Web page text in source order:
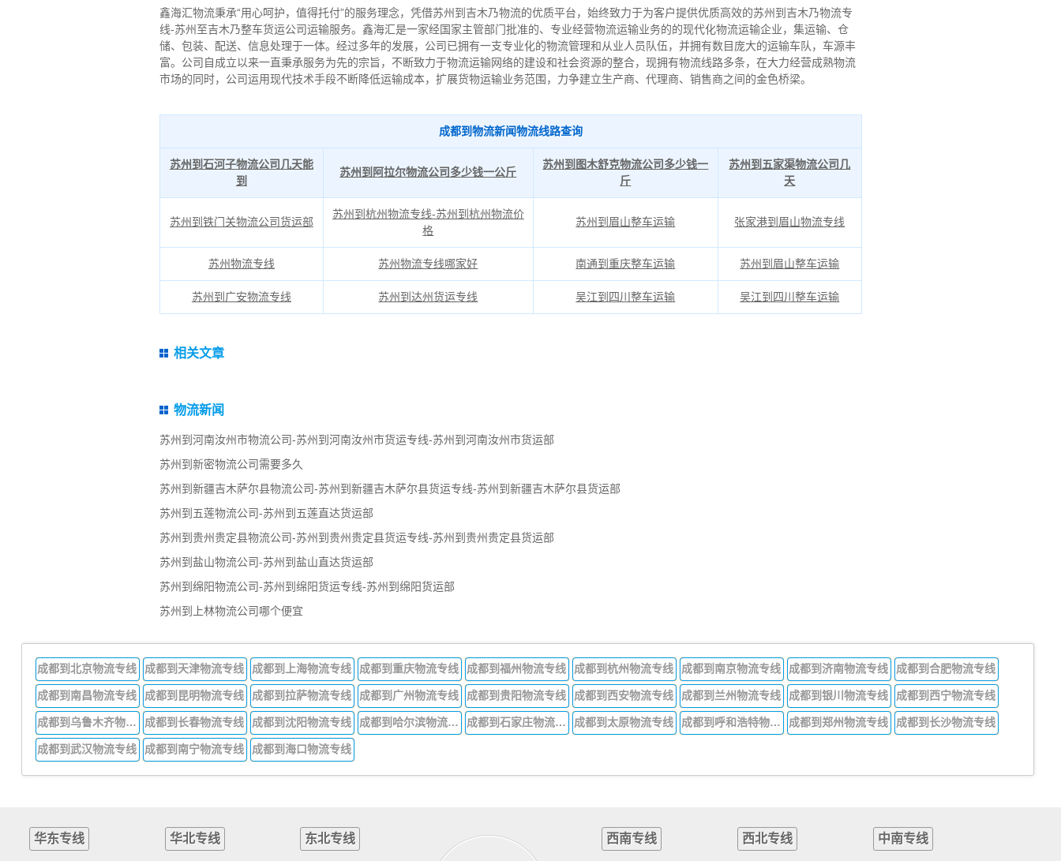
鑫海汇物流秉承“用心呵护，值得托付”的服务理念，凭借苏州到吉木乃物流的优质平台，始终致力于为客户提供优质高效的苏州到吉木乃物流专
线-苏州至吉木乃整车货运公司运输服务。鑫海汇是一家经国家主管部门批准的、专业经营物流运输业务的的现代化物流运输企业，集运输、仓
储、包装、配送、信息处理于一体。经过多年的发展，公司已拥有一支专业化的物流管理和从业人员队伍，并拥有数目庞大的运输车队，车源丰
富。公司自成立以来一直秉承服务为先的宗旨，不断致力于物流运输网络的建设和社会资源的整合，现拥有物流线路多条，在大力经营成熟物流
市场的同时，公司运用现代技术手段不断降低运输成本，扩展货物运输业务范围，力争建立生产商、代理商、销售商之间的金色桥梁。
成都到物流新闻物流线路查询
苏州到石河子物流公司几天能
到
苏州到阿拉尔物流公司多少钱一公斤
苏州到图木舒克物流公司多少钱一
斤
苏州到五家渠物流公司几
天
苏州到铁门关物流公司货运部
苏州到杭州物流专线-苏州到杭州物流价
格
苏州到眉山整车运输 张家港到眉山物流专线
苏州物流专线 苏州物流专线哪家好 南通到重庆整车运输 苏州到眉山整车运输
苏州到广安物流专线 苏州到达州货运专线 吴江到四川整车运输 吴江到四川整车运输
相关文章
物流新闻
苏州到河南汝州市物流公司-苏州到河南汝州市货运专线-苏州到河南汝州市货运部
苏州到新密物流公司需要多久
苏州到新疆吉木萨尔县物流公司-苏州到新疆吉木萨尔县货运专线-苏州到新疆吉木萨尔县货运部
苏州到五莲物流公司-苏州到五莲直达货运部
苏州到贵州贵定县物流公司-苏州到贵州贵定县货运专线-苏州到贵州贵定县货运部
苏州到盐山物流公司-苏州到盐山直达货运部
苏州到绵阳物流公司-苏州到绵阳货运专线-苏州到绵阳货运部
苏州到上林物流公司哪个便宜
成都到北京物流专线 成都到天津物流专线 成都到上海物流专线 成都到重庆物流专线 成都到福州物流专线 成都到杭州物流专线 成都到南京物流专线 成都到济南物流专线 成都到合肥物流专线
成都到南昌物流专线 成都到昆明物流专线 成都到拉萨物流专线 成都到广州物流专线 成都到贵阳物流专线 成都到西安物流专线 成都到兰州物流专线 成都到银川物流专线 成都到西宁物流专线
成都到乌鲁木齐物流专线 成都到长春物流专线 成都到沈阳物流专线 成都到哈尔滨物流专线 成都到石家庄物流专线 成都到太原物流专线 成都到呼和浩特物流专线 成都到郑州物流专线 成都到长沙物流专线
成都到武汉物流专线 成都到南宁物流专线 成都到海口物流专线
华东专线 华北专线 东北专线 西南专线 西北专线 中南专线